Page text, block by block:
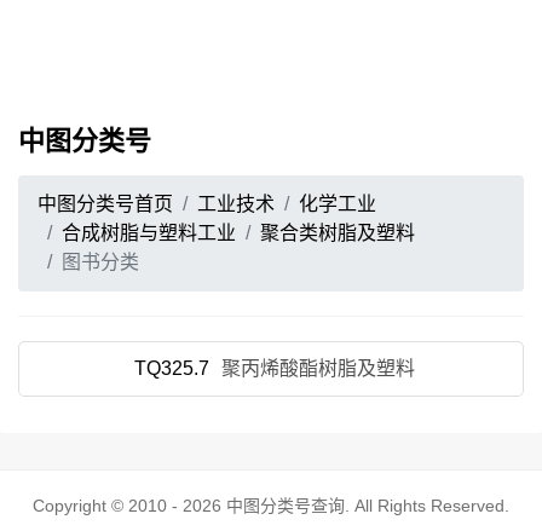
中图分类号
中图分类号首页 工业技术
化学工业
合成树脂与塑料工业
聚合类树脂及塑料
图书分类
TQ325.7 聚丙烯酸酯树脂及塑料
Copyright © 2010 - 2026 中图分类号查询 . All Rights Reserved.